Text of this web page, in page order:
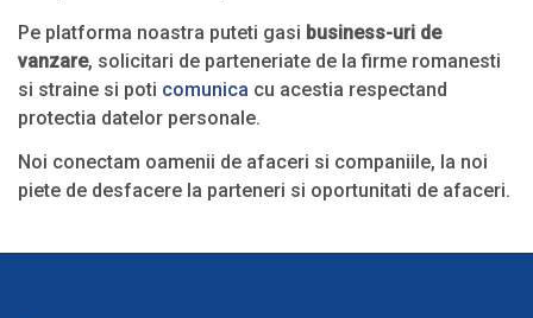
Pe platforma noastra puteti gasi business-uri de
vanzare, solicitari de parteneriate de la firme romanesti
si straine si poti comunica cu acestia respectand
protectia datelor personale.
Noi conectam oamenii de afaceri si companiile, la noi
piete de desfacere la parteneri si oportunitati de afaceri.